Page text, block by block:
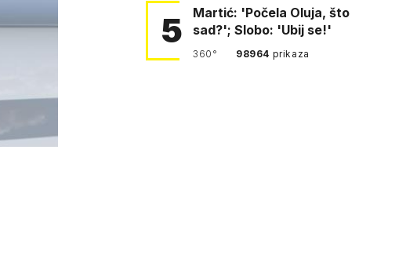
5
Martić: 'Počela Oluja, što
sad?'; Slobo: 'Ubij se!'
360° 98964 prikaza